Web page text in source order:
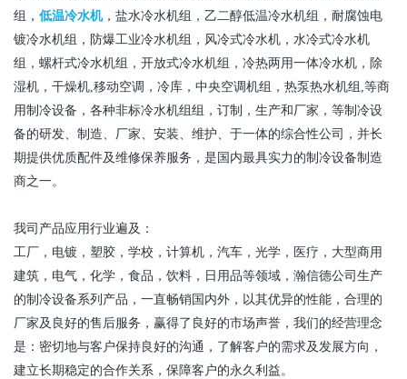
组， 低温冷水机，盐水冷水机组，乙二醇低温冷水机组，耐腐蚀电
镀冷水机组，防爆工业冷水机组，风冷式冷水机，水冷式冷水机
组，螺杆式冷水机组，开放式冷水机组，冷热两用一体冷水机，除
湿机，干燥机,移动空调，冷库，中央空调机组，热泵热水机组 ,等商
用制冷设备，各种非标冷水机组组，订制，生产和厂家，等制冷设
备的研发、制造、厂家、安装、维护、于一体的综合性公司，并长
期提供优质配件及维修保养服务，是国内最具实力的制冷设备制造
商之一。
我司产品应用行业遍及：
工厂，电镀，塑胶，学校，计算机，汽车，光学，医疗，大型商用
建筑，电气，化学，食品，饮料，日用品等领域，瀚信德公司生产
的制冷设备系列产品，一直畅销国内外，以其优异的性能，合理的
厂家及良好的售后服务，赢得了良好的市场声誉，我们的经营理念
是：密切地与客户保持良好的沟通，了解客户的需求及发展方向，
建立长期稳定的合作关系，保障客户的永久利益。